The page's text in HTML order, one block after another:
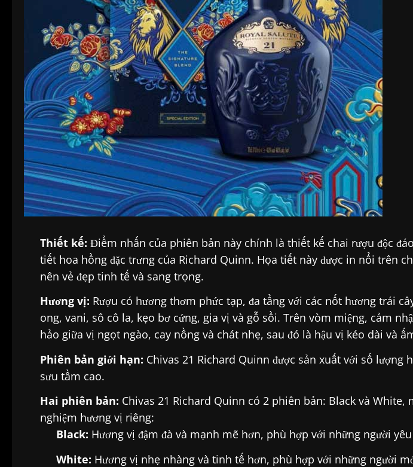
Thiết kế: Điểm nhấn của phiên bản này chính là thiết kế chai rượu độc
tiết hoa hồng đặc trưng của Richard Quinn. Họa tiết này được in nổi trên
nên vẻ đẹp tinh tế và sang trọng.
Hương vị: Rượu có hương thơm phức tạp, đa tầng với các nốt hương trái
ong, vani, sô cô la, kẹo bơ cứng, gia vị và gỗ sồi. Trên vòm miệng, cảm
hảo giữa vị ngọt ngào, cay nồng và chát nhẹ, sau đó là hậu vị kéo dài và
Phiên bản giới hạn: Chivas 21 Richard Quinn được sản xuất với số lượng
sưu tầm cao.
Hai phiên bản: Chivas 21 Richard Quinn có 2 phiên bản: Black và White,
nghiệm hương vị riêng:
Black: Hương vị đậm đà và mạnh mẽ hơn, phù hợp với những người
White: Hương vị nhẹ nhàng và tinh tế hơn, phù hợp với những người